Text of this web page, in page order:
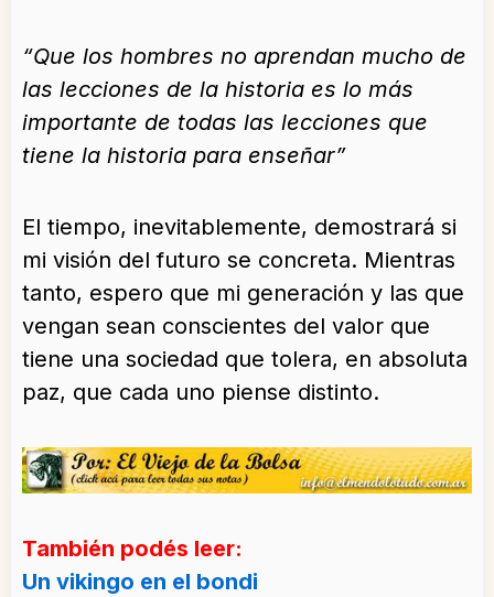
“Que los hombres no aprendan mucho de
las lecciones de la historia es lo más
importante de todas las lecciones que
tiene la historia para enseñar”
El tiempo, inevitablemente, demostrará si
mi visión del futuro se concreta. Mientras
tanto, espero que mi generación y las que
vengan sean conscientes del valor que
tiene una sociedad que tolera, en absoluta
paz, que cada uno piense distinto.
También podés leer:
Un vikingo en el bondi